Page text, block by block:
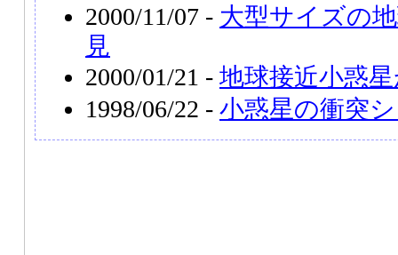
2000/11/07 - 大型サイズの
見
2000/01/21 - 地球接近小惑
1998/06/22 - 小惑星の衝突